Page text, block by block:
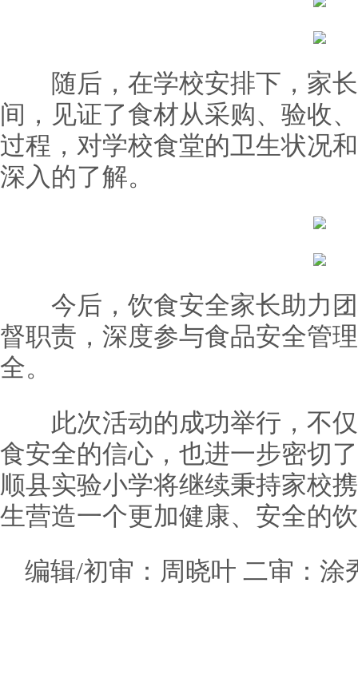
随后，在学校安排下，家长
间，见证了食材从采购、验收
过程，对学校食堂的卫生状况
深入的了解。
今后，饮食安全家长助力团
督职责，深度参与食品安全管
全。
此次活动的成功举行，不仅
食安全的信心，也进一步密切
顺县实验小学将继续秉持家校
生营造一个更加健康、安全的
编辑/初审：周晓叶 二审：涂